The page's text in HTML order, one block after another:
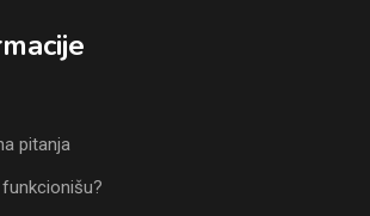
pitanja